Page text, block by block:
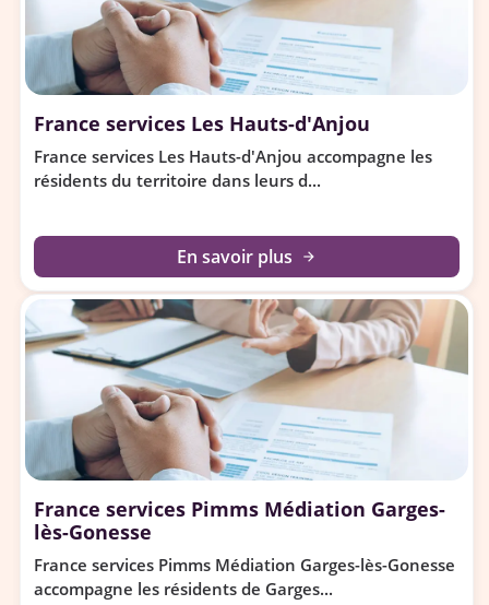
France services Les Hauts-d'Anjou
France services Les Hauts-d'Anjou accompagne les
résidents du territoire dans leurs d...
En savoir plus arrow_forward
France services Pimms Médiation Garges-
lès-Gonesse
France services Pimms Médiation Garges-lès-Gonesse
accompagne les résidents de Garges...